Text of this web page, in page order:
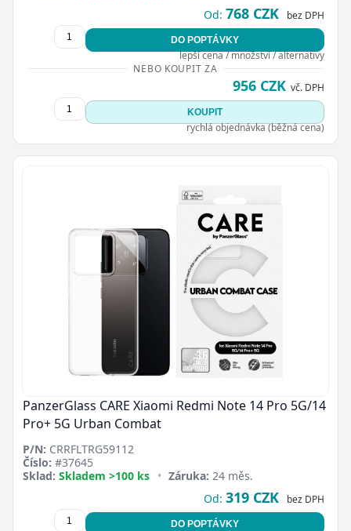
Od: 768 CZK bez DPH
DO POPTÁVKY
lepší cena / množství / alternativy
NEBO KOUPIT ZA
956 CZK vč. DPH
KOUPIT
rychlá objednávka (běžná cena)
PanzerGlass CARE Xiaomi Redmi Note 14 Pro 5G/14
Pro+ 5G Urban Combat
P/N: CRRFLTRG59112
Číslo: #37645
Sklad: Skladem >100 ks • Záruka: 24 měs.
Od: 319 CZK bez DPH
DO POPTÁVKY